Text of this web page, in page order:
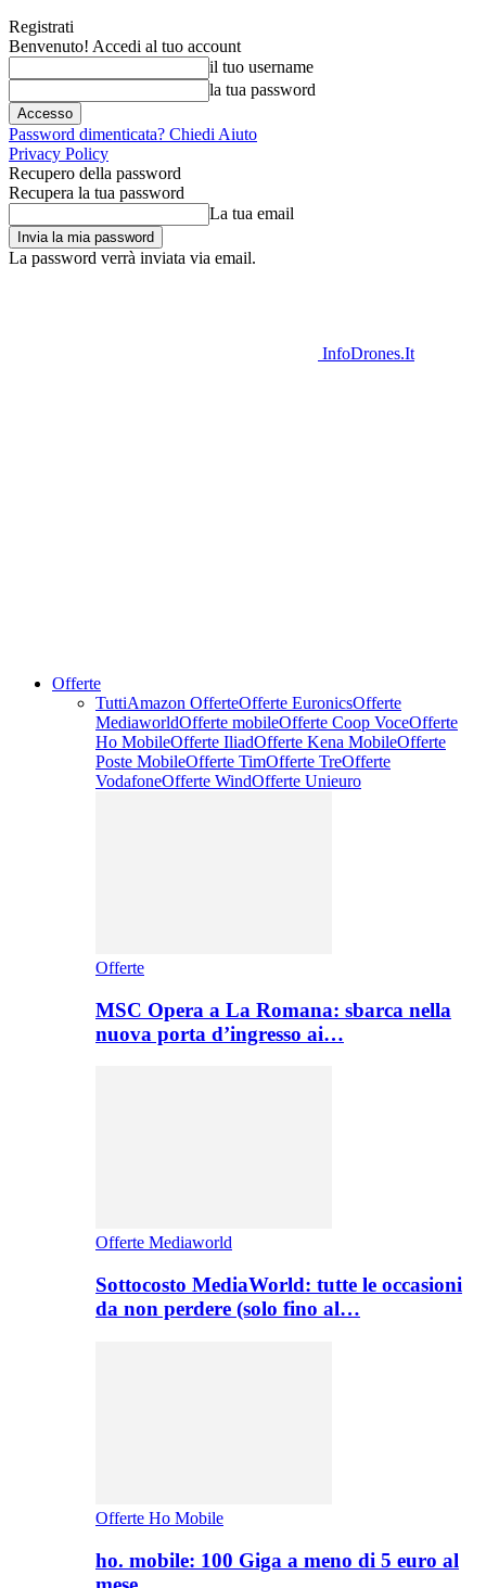
Registrati
Benvenuto! Accedi al tuo account
il tuo username
la tua password
Password dimenticata? Chiedi Aiuto
Privacy Policy
Recupero della password
Recupera la tua password
La tua email
La password verrà inviata via email.
InfoDrones.It
Offerte
TuttiAmazon OfferteOfferte EuronicsOfferte
MediaworldOfferte mobileOfferte Coop VoceOfferte
Ho MobileOfferte IliadOfferte Kena MobileOfferte
Poste MobileOfferte TimOfferte TreOfferte
VodafoneOfferte WindOfferte Unieuro
Offerte
MSC Opera a La Romana: sbarca nella
nuova porta d’ingresso ai…
Offerte Mediaworld
Sottocosto MediaWorld: tutte le occasioni
da non perdere (solo fino al…
Offerte Ho Mobile
ho. mobile: 100 Giga a meno di 5 euro al